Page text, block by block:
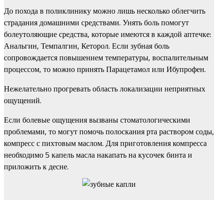
До похода в поликлинику можно лишь несколько облегчить
страдания домашними средствами. Унять боль помогут
болеутоляющие средства, которые имеются в каждой аптечке:
Анальгин, Темпалгин, Кеторол. Если зубная боль
сопровождается повышением температуры, воспалительным
процессом, то можно принять Парацетамол или Ибупрофен.
Нежелательно прогревать область локализации неприятных
ощущений.
Если болевые ощущения вызваны стоматологическими
проблемами, то могут помочь полоскания рта раствором соды,
компресс с пихтовым маслом. Для приготовления компресса
необходимо 5 капель масла накапать на кусочек бинта и
приложить к десне.